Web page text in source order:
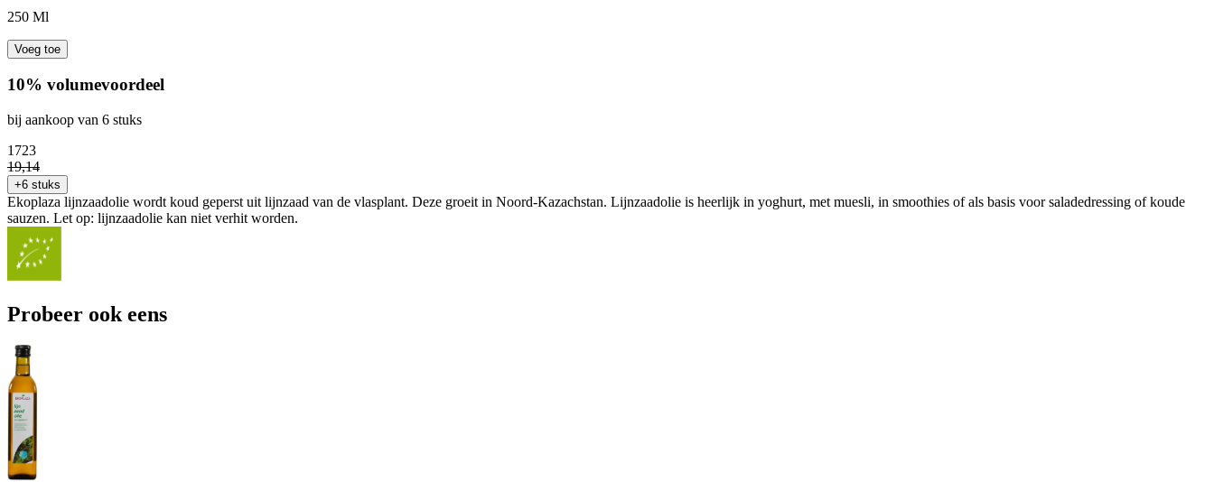
250 Ml
Voeg toe
10% volumevoordeel
bij aankoop van 6 stuks
1723
19,14
+6 stuks
Ekoplaza lijnzaadolie wordt koud geperst uit lijnzaad van de vlasplant. Deze groeit in Noord-Kazachstan. Lijnzaadolie is heerlijk in yoghurt, met muesli, in smoothies of als basis voor saladedressing of koude
sauzen. Let op: lijnzaadolie kan niet verhit worden.
Probeer ook eens